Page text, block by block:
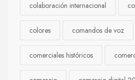
colaboración internacional
colores comandos de voz
comerciales históricos